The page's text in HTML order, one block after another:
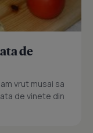
de
vrut musai sa
de vinete din